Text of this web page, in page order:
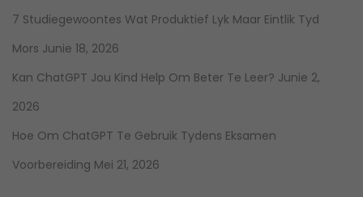
7 Studiegewoontes Wat Produktief Lyk Maar Eintlik Tyd
Mors Junie 18, 2026
Kan ChatGPT Jou Kind Help Om Beter Te Leer? Junie 2,
2026
Hoe Om ChatGPT Te Gebruik Tydens Eksamen
Voorbereiding Mei 21, 2026